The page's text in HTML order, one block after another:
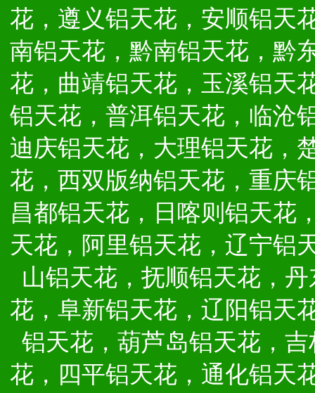
花，遵义铝天花，安顺铝天
南铝天花，黔南铝天花，黔
花，曲靖铝天花，玉溪铝天
铝天花，普洱铝天花，临沧
迪庆铝天花，大理铝天花，
花，西双版纳铝天花，重庆
昌都铝天花，日喀则铝天花
天花，阿里铝天花，辽宁铝
山铝天花，抚顺铝天花，
花，阜新铝天花，辽阳铝天
铝天花，葫芦岛铝天花，
花，四平铝天花，通化铝天